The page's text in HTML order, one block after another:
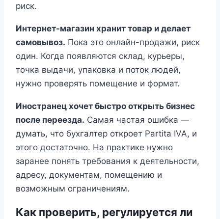
риск.
Интернет-магазин хранит товар и делает
самовывоз. Пока это онлайн-продажи, риск
один. Когда появляются склад, курьеры,
точка выдачи, упаковка и поток людей,
нужно проверять помещение и формат.
Иностранец хочет быстро открыть бизнес
после переезда. Самая частая ошибка —
думать, что бухгалтер откроет Partita IVA, и
этого достаточно. На практике нужно
заранее понять требования к деятельности,
адресу, документам, помещению и
возможным ограничениям.
Как проверить, регулируется ли